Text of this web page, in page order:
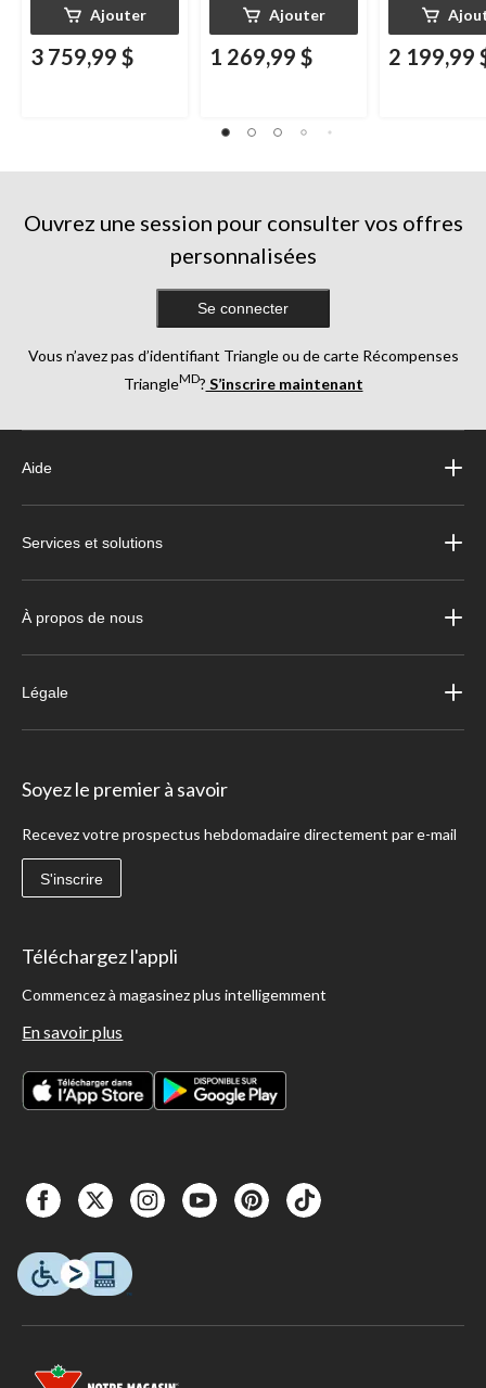
Ajouter
3 759,99 $
Ajouter
1 269,99 $ 2 199,99
Ouvrez une session pour consulter vos offres
personnalisées
Se connecter
Vous n’avez pas d’identifiant Triangle ou de carte Récompenses
TriangleMD? S’inscrire maintenant
Aide
Services et solutions
À propos de nous
Légale
Soyez le premier à savoir
Recevez votre prospectus hebdomadaire directement par e-mail
S'inscrire
Téléchargez l'appli
Commencez à magasinez plus intelligemment
En savoir plus